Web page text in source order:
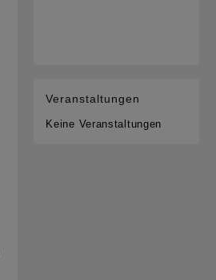
Veranstaltungen
Keine Veranstaltungen